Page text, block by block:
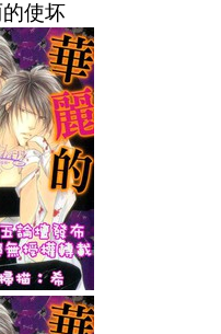
使坏